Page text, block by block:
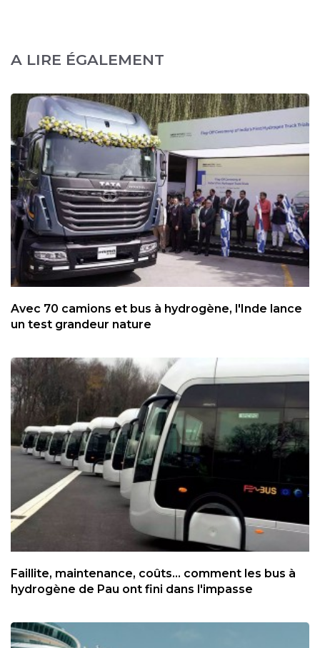
A LIRE ÉGALEMENT
Avec 70 camions et bus à hydrogène, l'Inde lance
un test grandeur nature
Faillite, maintenance, coûts... comment les bus à
hydrogène de Pau ont fini dans l'impasse